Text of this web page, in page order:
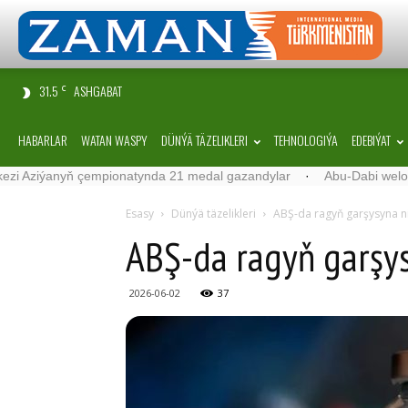
31.5 C ASHGABAT
HABARLAR WATAN WASPY DÜNÝÄ TÄZELIKLERI TEHNOLOGIÝA EDEBIÝAT
çempionatynda 21 medal gazandylar · Abu-Da­bi we­los­port
Esasy Dünýä täzelikleri ABŞ-da ragyň garşysyna
ABŞ-da ragyň
2026-06-02 37